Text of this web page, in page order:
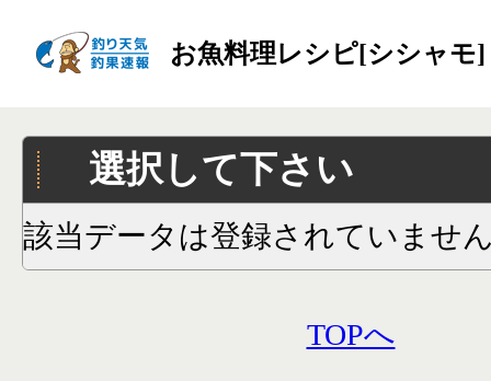
お魚料理レシピ[シシャモ]
選択して下さい
該当データは登録されていませ
TOPへ